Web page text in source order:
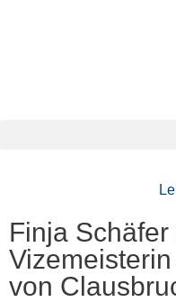
Finja
von